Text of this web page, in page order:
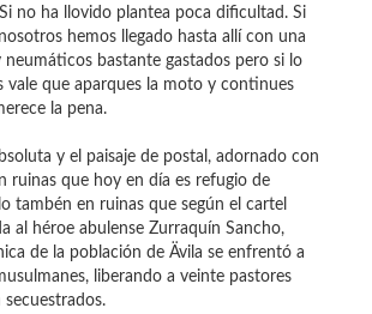
no ha llovido plantea poca dificultad. Si
hemos llegado hasta allí con una
bastante gastados pero si lo
vale que aparques la moto y continues
la pena.
y el paisaje de postal, adornado con
ruinas que hoy en día es refugio de
tambén en ruinas que según el cartel
al héroe abulense Zurraquín Sancho,
de la población de Ävila se enfrentó a
liberando a veinte pastores